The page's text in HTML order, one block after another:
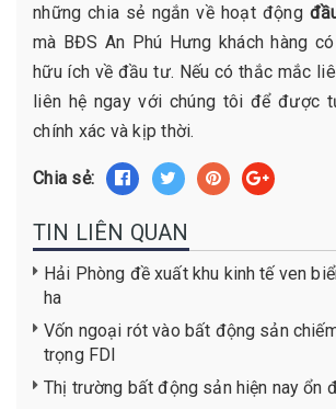
những chia sẻ ngắn về hoạt động
mà BĐS An Phú Hưng khách hàng
hữu ích về đầu tư. Nếu có thắc mắc
liên hệ ngay với chúng tôi để được
chính xác và kịp thời.
Chia sẻ:
TIN LIÊN QUAN
Hải Phòng đề xuất khu kinh tế ven
ha
Vốn ngoại rót vào bất động sản
trọng FDI
Thị trường bất động sản hiện nay ổn